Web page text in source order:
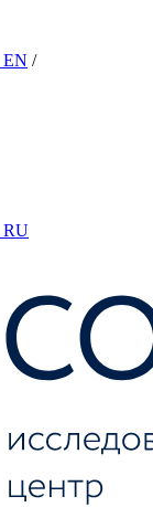
EN /
RU